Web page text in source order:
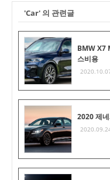
'Car' 의 관련글
BMW X7
스비용
2020 제